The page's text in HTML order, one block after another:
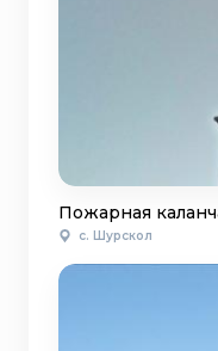
Пожарная
с. Шурскол